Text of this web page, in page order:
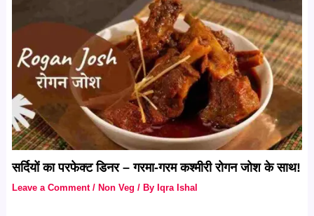
सर्दियों का परफेक्ट डिनर – गरमा-गरम कश्मीरी रोगन जोश के साथ!
Leave a Comment / Non Veg / By Iqra Ishal